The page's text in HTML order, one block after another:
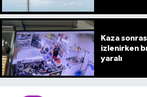
Kaza
izlenirken
yaralı